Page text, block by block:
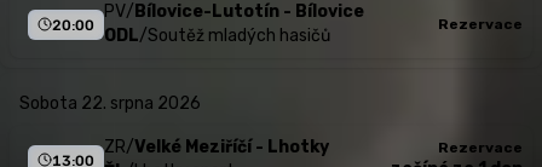
20:00
PV/ Bílovice-Lutotín - Bílovice
ODL/Soutěž mladých hasičů
Rezervace
sobota 22. srpna 2026
13:00
ZR/Velké Meziříčí - Lhotky
Rezervace